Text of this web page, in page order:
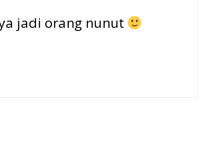
jadi orang nunut